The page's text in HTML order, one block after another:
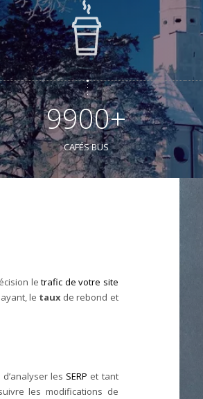
9900+
CAFÉS BUS
letrafic de votre site
le taux de rebond et
les SERP et tant
les modifications de